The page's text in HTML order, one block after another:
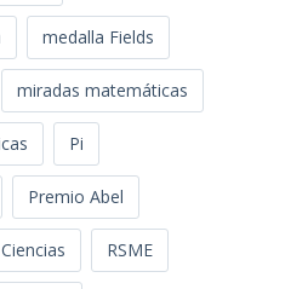
medalla Fields
miradas matemáticas
Pi
Premio Abel
RSME